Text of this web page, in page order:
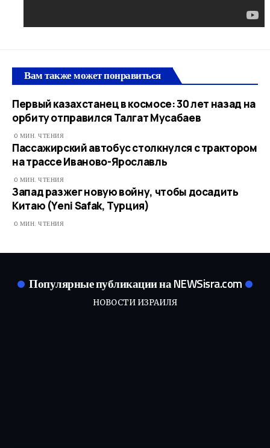
Вам также может понравиться
Первый казахстанец в космосе: 30 лет назад на
орбиту отправился Талгат Мусабаев
0 МИН. ЧТЕНИЯ
Пассажирский автобус столкнулся с трактором
на трассе Иваново-Ярославль
0 МИН. ЧТЕНИЯ
Запад разжег новую войну, чтобы досадить
Китаю (Yeni Safak, Турция)
0 МИН. ЧТЕНИЯ
Популярные публикации на NEWSisra.com
НОВОСТИ ИЗРАИЛЯ